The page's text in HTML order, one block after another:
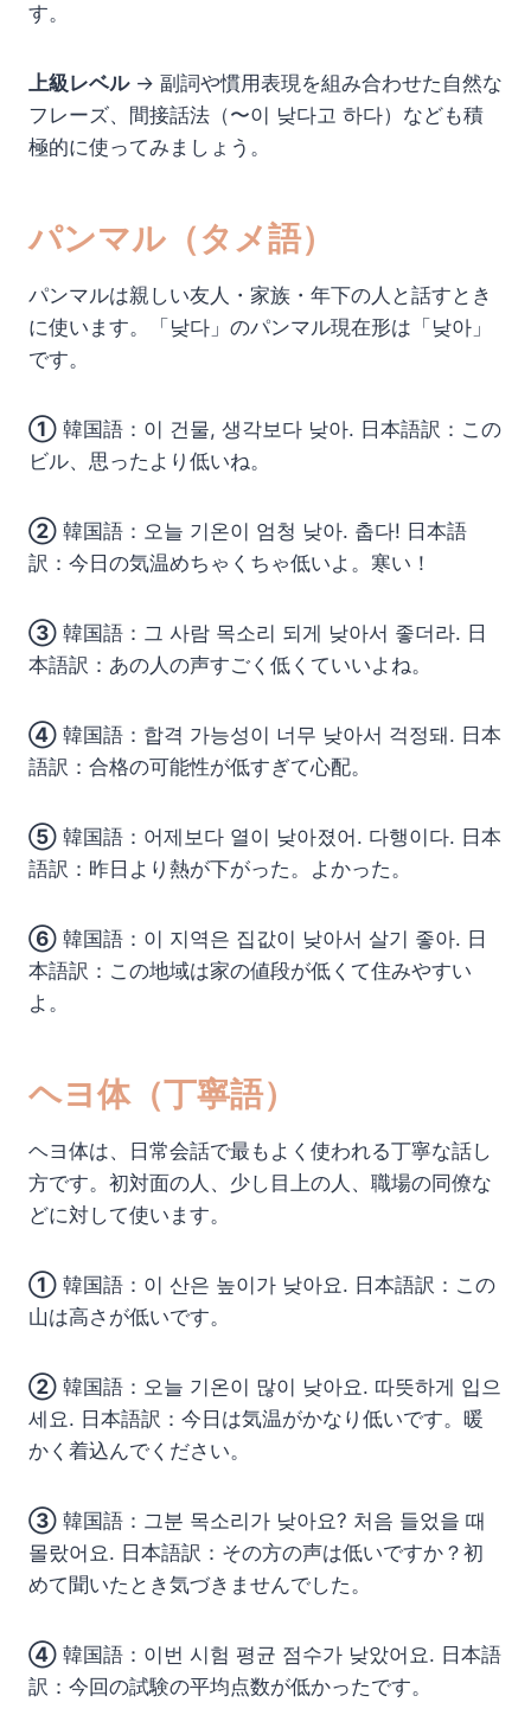
す。
上級レベル→ 副詞や慣用表現を組み合わせた自然な
フレーズ、間接話法（〜이 낮다고 하다）なども積
極的に使ってみましょう。
パンマル（タメ語）
パンマルは親しい友人・家族・年下の人と話すとき
に使います。「낮다」のパンマル現在形は「낮아」
です。
① 韓国語：이 건물, 생각보다 낮아. 日本語訳：この
ビル、思ったより低いね。
② 韓国語：오늘 기온이 엄청 낮아. 춥다! 日本語
訳：今日の気温めちゃくちゃ低いよ。寒い！
③ 韓国語：그 사람 목소리 되게 낮아서 좋더라. 日
本語訳：あの人の声すごく低くていいよね。
④ 韓国語：합격 가능성이 너무 낮아서 걱정돼. 日本
語訳：合格の可能性が低すぎて心配。
⑤ 韓国語：어제보다 열이 낮아졌어. 다행이다. 日本
語訳：昨日より熱が下がった。よかった。
⑥ 韓国語：이 지역은 집값이 낮아서 살기 좋아. 日
本語訳：この地域は家の値段が低くて住みやすい
よ。
ヘヨ体（丁寧語）
ヘヨ体は、日常会話で最もよく使われる丁寧な話し
方です。初対面の人、少し目上の人、職場の同僚な
どに対して使います。
① 韓国語：이 산은 높이가 낮아요. 日本語訳：この
山は高さが低いです。
② 韓国語：오늘 기온이 많이 낮아요. 따뜻하게 입으
세요. 日本語訳：今日は気温がかなり低いです。暖
かく着込んでください。
③ 韓国語：그분 목소리가 낮아요? 처음 들었을 때
몰랐어요. 日本語訳：その方の声は低いですか？初
めて聞いたとき気づきませんでした。
④ 韓国語：이번 시험 평균 점수가 낮았어요. 日本語
訳：今回の試験の平均点数が低かったです。